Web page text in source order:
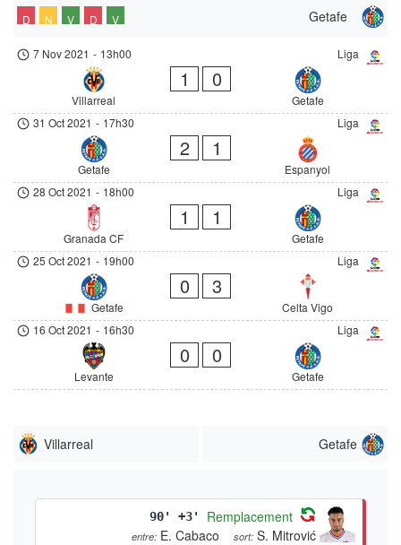
Getafe
D N V D V
Liga
7 Nov 2021 - 13h00
Villarreal
1 0
Getafe
Liga
31 Oct 2021 - 17h30
Getafe
2 1
Espanyol
Liga
28 Oct 2021 - 18h00
Granada CF
1 1
Getafe
Liga
25 Oct 2021 - 19h00
Getafe
0 3
Celta Vigo
Liga
16 Oct 2021 - 16h30
Levante
0 0
Getafe
Villarreal Getafe
90' +3' Remplacement
entre: E. Cabaco sort: S. Mitrović